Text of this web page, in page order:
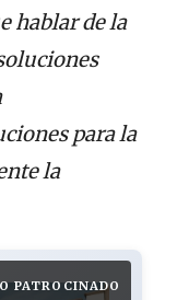
hablar de la
para la
la
PATROCINADO